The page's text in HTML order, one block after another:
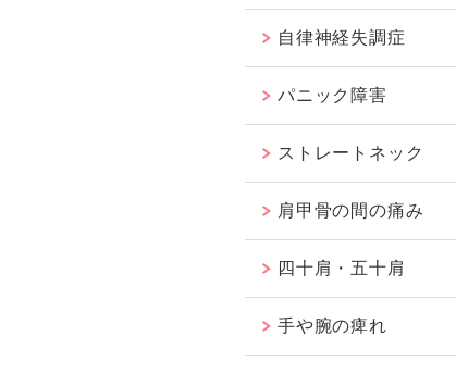
自律神経失調症
パニック障害
ストレートネック
肩甲骨の間の痛み
四十肩・五十肩
手や腕の痺れ